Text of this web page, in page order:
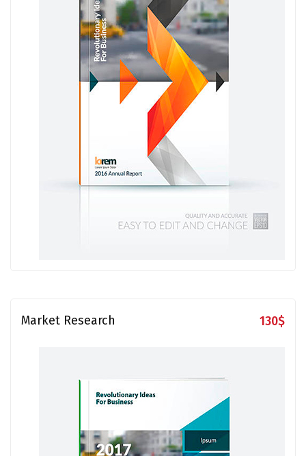
Market Research 130$